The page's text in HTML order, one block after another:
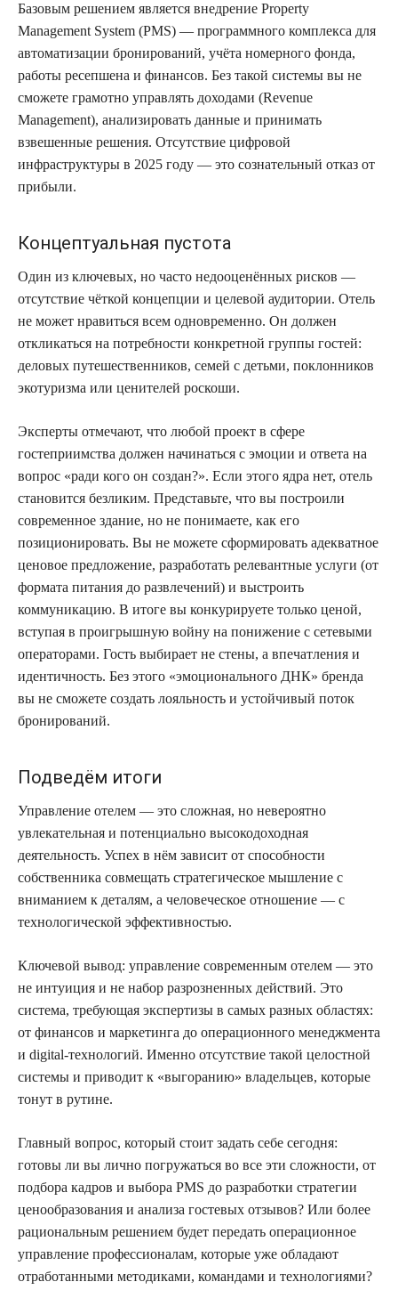
Базовым решением является внедрение Property
Management System (PMS) — программного комплекса для
автоматизации бронирований, учёта номерного фонда,
работы ресепшена и финансов. Без такой системы вы не
сможете грамотно управлять доходами (Revenue
Management), анализировать данные и принимать
взвешенные решения. Отсутствие цифровой
инфраструктуры в 2025 году — это сознательный отказ от
прибыли.
Концептуальная пустота
Один из ключевых, но часто недооценённых рисков —
отсутствие чёткой концепции и целевой аудитории. Отель
не может нравиться всем одновременно. Он должен
откликаться на потребности конкретной группы гостей:
деловых путешественников, семей с детьми, поклонников
экотуризма или ценителей роскоши.
Эксперты отмечают, что любой проект в сфере
гостеприимства должен начинаться с эмоции и ответа на
вопрос «ради кого он создан?». Если этого ядра нет, отель
становится безликим. Представьте, что вы построили
современное здание, но не понимаете, как его
позиционировать. Вы не можете сформировать адекватное
ценовое предложение, разработать релевантные услуги (от
формата питания до развлечений) и выстроить
коммуникацию. В итоге вы конкурируете только ценой,
вступая в проигрышную войну на понижение с сетевыми
операторами. Гость выбирает не стены, а впечатления и
идентичность. Без этого «эмоционального ДНК» бренда
вы не сможете создать лояльность и устойчивый поток
бронирований.
Подведём итоги
Управление отелем — это сложная, но невероятно
увлекательная и потенциально высокодоходная
деятельность. Успех в нём зависит от способности
собственника совмещать стратегическое мышление с
вниманием к деталям, а человеческое отношение — с
технологической эффективностью.
Ключевой вывод: управление современным отелем — это
не интуиция и не набор разрозненных действий. Это
система, требующая экспертизы в самых разных областях:
от финансов и маркетинга до операционного менеджмента
и digital-технологий. Именно отсутствие такой целостной
системы и приводит к «выгоранию» владельцев, которые
тонут в рутине.
Главный вопрос, который стоит задать себе сегодня:
готовы ли вы лично погружаться во все эти сложности, от
подбора кадров и выбора PMS до разработки стратегии
ценообразования и анализа гостевых отзывов? Или более
рациональным решением будет передать операционное
управление профессионалам, которые уже обладают
отработанными методиками, командами и технологиями?